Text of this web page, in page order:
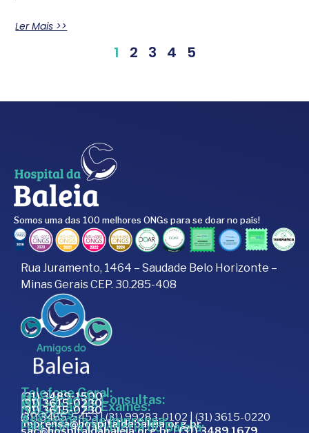
Ler Mais >>
1 2 3 4 5
Somos uma das 100 melhores ONGs para se doar no país!
Rua Juramento, 1464 – Saudade Belo Horizonte –
Minas Gerais CEP. 30.285-408
Telefone Geral:
(31) 3489-1500
Marcação de Consultas:
(31) 3615-0230
Marcação de Exames:
(31) 3615-0230
Doações:
(31) 3465-5453 | (31) 99283-0102 | (31) 3615-0220
Assessoria de Imprensa:
imprensa@hospitaldabaleia.org.br
Fale com a Ouvidoria do Baleia: